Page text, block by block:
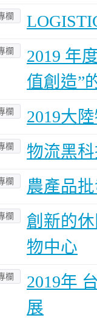
欄
欄
2019 年
值創造”
欄 2019大
欄 物流黑
欄 農產品
欄
創新的
物中心
欄
2019年
展